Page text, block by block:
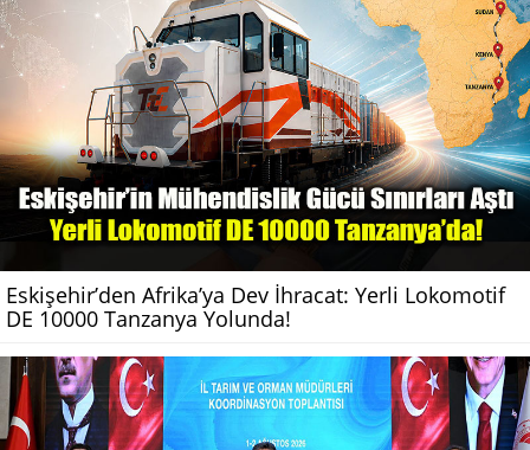
Eskişehir’den Afrika’ya Dev İhracat: Yerli Lokomotif
DE 10000 Tanzanya Yolunda!